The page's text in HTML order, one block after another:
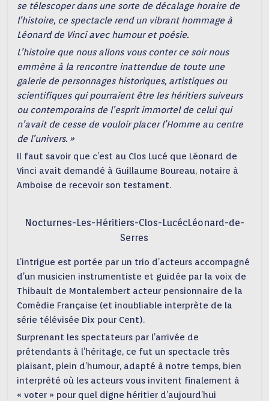
se télescoper dans une sorte de décalage horaire de
l’histoire, ce spectacle rend un vibrant hommage à
Léonard de Vinci avec humour et poésie.
L’histoire que nous allons vous conter ce soir nous
emmène à la rencontre inattendue de toute une
galerie de personnages historiques, artistiques ou
scientifiques qui pourraient être les héritiers suiveurs
ou contemporains de l’esprit immortel de celui qui
n’avait de cesse de vouloir placer l’Homme au centre
de l’univers. »
Il faut savoir que c’est au Clos Lucé que Léonard de
Vinci avait demandé à Guillaume Boureau, notaire à
Amboise de recevoir son testament.
Nocturnes-Les-Héritiers-Clos-LucécLéonard-de-
Serres
L’intrigue est portée par un trio d’acteurs accompagné
d’un musicien instrumentiste et guidée par la voix de
Thibault de Montalembert acteur pensionnaire de la
Comédie Française (et inoubliable interprète de la
série télévisée Dix pour Cent).
Surprenant les spectateurs par l’arrivée de
prétendants à l’héritage, ce fut un spectacle très
plaisant, plein d’humour, adapté à notre temps, bien
interprété où les acteurs vous invitent finalement à
« voter » pour quel digne héritier d’aujourd’hui